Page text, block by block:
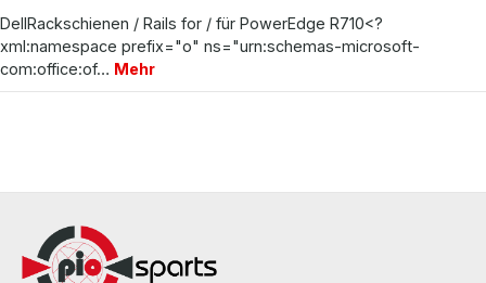
DellRackschienen / Rails for / für PowerEdge R710<?
xml:namespace prefix="o" ns="urn:schemas-microsoft-
com:office:of… Mehr